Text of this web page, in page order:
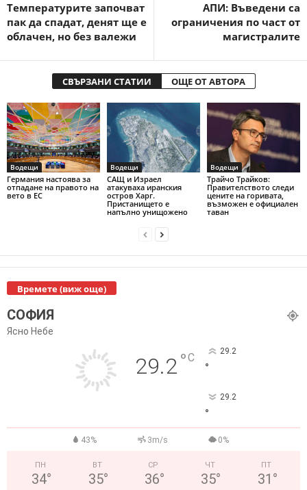
Температурите започват
пак да спадат, денят ще е
облачен, но без валежи
АПИ: Въведени са
ограничения по част от
магистралите
СВЪРЗАНИ СТАТИИ ОЩЕ ОТ АВТОРА
Водещи
Германия настоява за
отпадане на правото на
вето в ЕС
Водещи
САЩ и Израел
атакуваха иранския
остров Харг.
Пристанището е
напълно унищожено
Водещи
Трайчо Трайков:
Правителството следи
цените на горивата,
възможен е официален
таван
Времете (виж още)
СОФИЯ
Ясно Небе
29.2°C 29.2
°
29.2
°
43% 3m/s 0%
ПН
34°
ВТ
35°
СР
36°
ЧТ
35°
ПТ
31 °